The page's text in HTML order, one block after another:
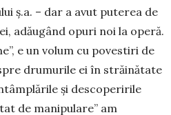
ș.a. – dar a avut puterea de
adăugând opuri noi la operă.
e un volum cu povestiri de
dru­mu­rile ei în străinătate
și desco­pe­ririle
de manipula­re” am